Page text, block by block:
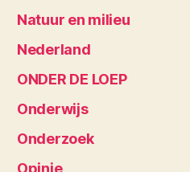
Natuur en milieu
Nederland
ONDER DE LOEP
Onderwijs
Onderzoek
Opinie